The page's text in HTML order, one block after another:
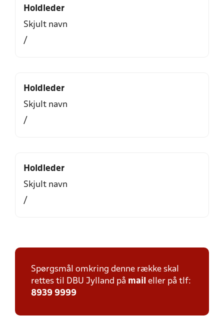
Holdleder
Skjult navn
/
Holdleder
Skjult navn
/
Holdleder
Skjult navn
/
Spørgsmål omkring denne række skal
rettes til DBU Jylland på mail eller på tlf:
8939 9999